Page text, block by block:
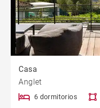
Casa
Anglet
6 dormitorios